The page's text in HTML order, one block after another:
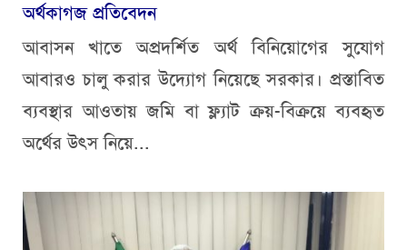
অর্থকাগজ প্রতিবেদন
আবাসন খাতে অপ্রদর্শিত অর্থ বিনিয়োগের সুযোগ
আবারও চালু করার উদ্যোগ নিয়েছে সরকার। প্রস্তাবিত
ব্যবস্থার আওতায় জমি বা ফ্ল্যাট ক্রয়-বিক্রয়ে ব্যবহৃত
অর্থের উৎস নিয়ে...